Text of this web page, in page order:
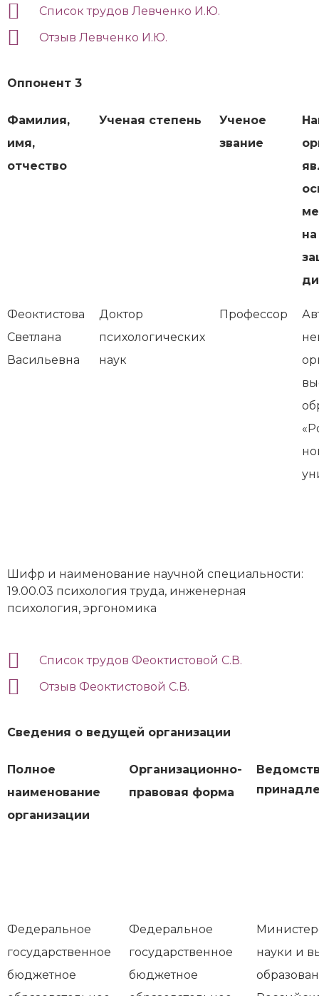
Список трудов Левченко И.Ю.
Отзыв Левченко И.Ю.
Оппонент 3
Фамилия,
имя,
отчество
Ученая степень
Ученое
звание
Феоктистова
Светлана
Васильевна
Доктор
психологических
наук
Профессор
Шифр и наименование научной специальности:
19.00.03 психология труда, инженерная
психология, эргономика
Список трудов Феоктистовой С.В.
Отзыв Феоктистовой С.В.
Сведения о ведущей организации
Полное
наименование
организации
Организационно-
правовая форма
Федеральное
государственное
бюджетное
Федеральное
государственное
бюджетное
науки и